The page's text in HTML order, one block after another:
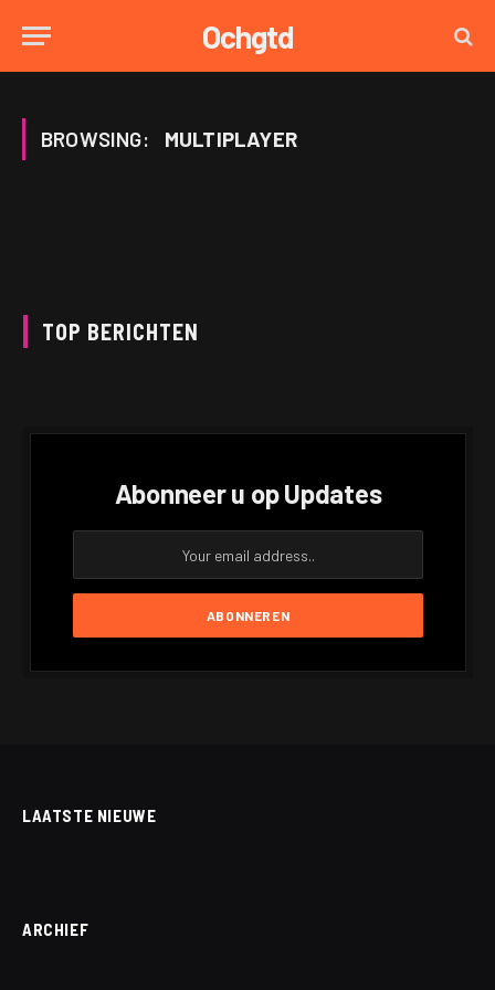
Ochgtd
BROWSING: MULTIPLAYER
TOP BERICHTEN
Abonneer u op Updates
LAATSTE NIEUWE
ARCHIEF